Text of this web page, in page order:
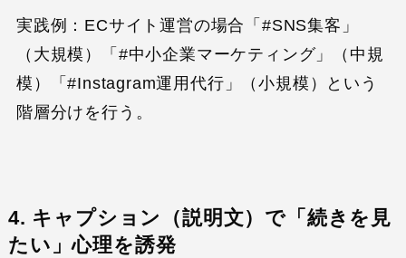
実践例：ECサイト運営の場合「#SNS集客」
（大規模）「#中小企業マーケティング」（中規
模）「#Instagram運用代行」（小規模）という
階層分けを行う。
4. キャプション（説明文）で「続きを見
たい」心理を誘発